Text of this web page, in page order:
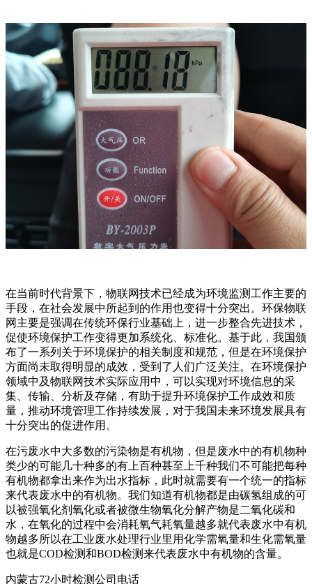
在当前时代背景下，物联网技术已经成为环境监测工作主要的
手段，在社会发展中所起到的作用也变得十分突出。环保物联
网主要是强调在传统环保行业基础上，进一步整合先进技术，
促使环境保护工作变得更加系统化、标准化。基于此，我国颁
布了一系列关于环境保护的相关制度和规范，但是在环境保护
方面尚未取得明显的成效，受到了人们广泛关注。在环境保护
领域中及物联网技术实际应用中，可以实现对环境信息的采
集、传输、分析及存储，有助于提升环境保护工作成效和质
量，推动环境管理工作持续发展，对于我国未来环境发展具有
十分突出的促进作用。
在污废水中大多数的污染物是有机物，但是废水中的有机物种
类少的可能几十种多的有上百种甚至上千种我们不可能把每种
有机物都拿出来作为出水指标，此时就需要有一个统一的指标
来代表废水中的有机物。我们知道有机物都是由碳氢组成的可
以被强氧化剂氧化或者被微生物氧化分解产物是二氧化碳和
水，在氧化的过程中会消耗氧气耗氧量越多就代表废水中有机
物越多所以在工业废水处理行业里用化学需氧量和生化需氧量
也就是COD检测和BOD检测来代表废水中有机物的含量。
内蒙古72小时检测公司电话